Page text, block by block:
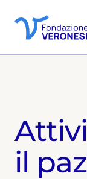
il